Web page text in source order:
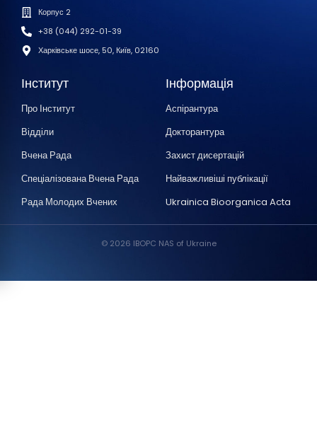
Корпус 2
+38 (044) 292-01-39
Харківське шосе, 50, Київ, 02160
Інститут
Про Інститут
Відділи
Вчена Рада
Спеціалізована Вчена Рада
Рада Молодих Вчених
Інформація
Аспірантура
Докторантура
Захист дисертацій
Найважливіші публікації
Ukrainica Bioorganica Acta
© 2026 IBOPC NAS of Ukraine